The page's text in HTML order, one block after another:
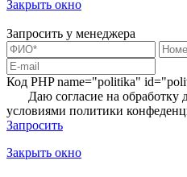
Закрыть окно
Запросить у менеджера
Код PHPname="politika"
Даю согласие на
условиями политики
Запросить
Закрыть окно